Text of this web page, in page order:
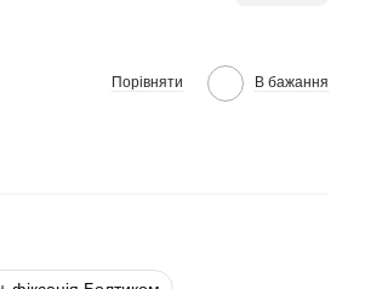
Порівняти В бажання